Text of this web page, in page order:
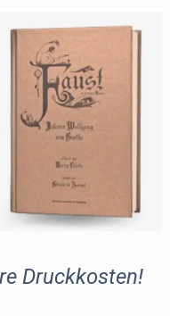
Druckkosten!